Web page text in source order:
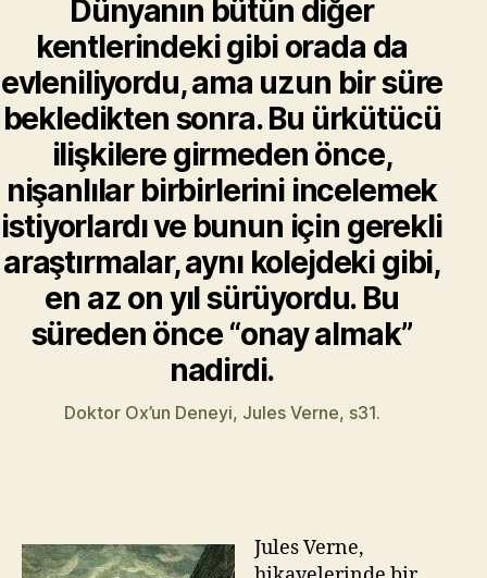
Dünyanın bütün diğer
kentlerindeki gibi orada da
evleniliyordu, ama uzun bir süre
bekledikten sonra. Bu ürkütücü
ilişkilere girmeden önce,
nişanlılar birbirlerini incelemek
istiyorlardı ve bunun için gerekli
araştırmalar, aynı kolejdeki gibi,
en az on yıl sürüyordu. Bu
süreden önce “onay almak”
nadirdi.
Doktor Ox’un Deneyi, Jules Verne, s31.
Jules Verne,